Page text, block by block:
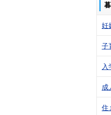
妊
子
入
成
住